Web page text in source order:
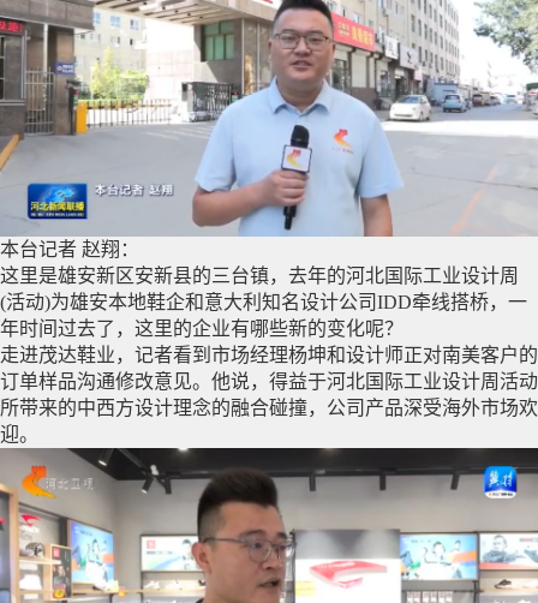
本台记者 赵翔：
这里是雄安新区安新县的三台镇，去年的河北国际工业设计周
(活动)为雄安本地鞋企和意大利知名设计公司IDD牵线搭桥，一
年时间过去了，这里的企业有哪些新的变化呢？
走进茂达鞋业，记者看到市场经理杨坤和设计师正对南美客户的
订单样品沟通修改意见。他说，得益于河北国际工业设计周活动
所带来的中西方设计理念的融合碰撞，公司产品深受海外市场欢
迎。